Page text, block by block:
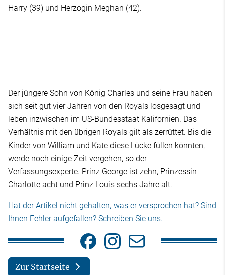
Harry (39) und Herzogin Meghan (42).
Der jüngere Sohn von König Charles und seine Frau haben
sich seit gut vier Jahren von den Royals losgesagt und
leben inzwischen im US-Bundesstaat Kalifornien. Das
Verhältnis mit den übrigen Royals gilt als zerrüttet. Bis die
Kinder von William und Kate diese Lücke füllen könnten,
werde noch einige Zeit vergehen, so der
Verfassungsexperte. Prinz George ist zehn, Prinzessin
Charlotte acht und Prinz Louis sechs Jahre alt.
Hat der Artikel nicht gehalten, was er versprochen hat? Sind
Ihnen Fehler aufgefallen? Schreiben Sie uns.
Zur Startseite